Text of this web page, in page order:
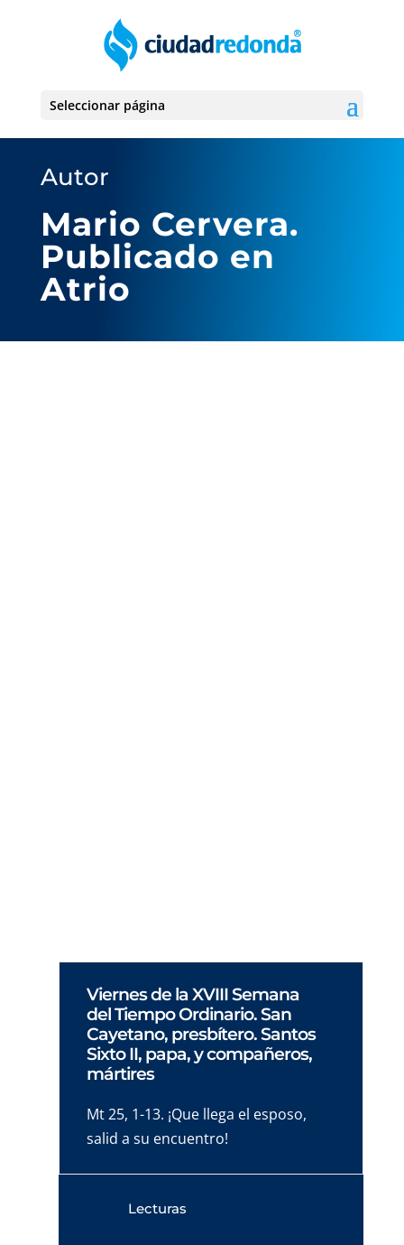
Seleccionar página
Autor
Mario Cervera.
Publicado en
Atrio
Viernes de la XVIII Semana
del Tiempo Ordinario. San
Cayetano, presbítero. Santos
Sixto II, papa, y compañeros,
mártires
Mt 25, 1-13. ¡Que llega el esposo,
salid a su encuentro!
Lecturas